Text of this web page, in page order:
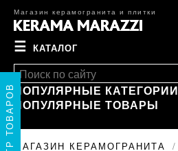
Магазин керамогранита и плитки
☰ КАТАЛОГ
ПОПУЛЯРНЫЕ КАТЕГОРИИ
ПОПУЛЯРНЫЕ ТОВАРЫ
МАГАЗИН КЕРАМОГРАНИТА